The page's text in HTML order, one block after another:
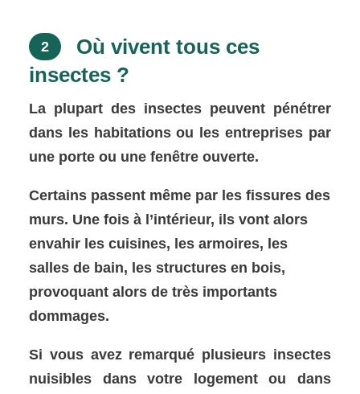
2
Où vivent tous ces
insectes ?
La plupart des insectes peuvent pénétrer
dans les habitations ou les entreprises par
une porte ou une fenêtre ouverte.
Certains passent même par les fissures des
murs. Une fois à l’intérieur, ils vont alors
envahir les cuisines, les armoires, les
salles de bain, les structures en bois,
provoquant alors de très importants
dommages.
Si vous avez remarqué plusieurs insectes
nuisibles dans votre logement ou dans